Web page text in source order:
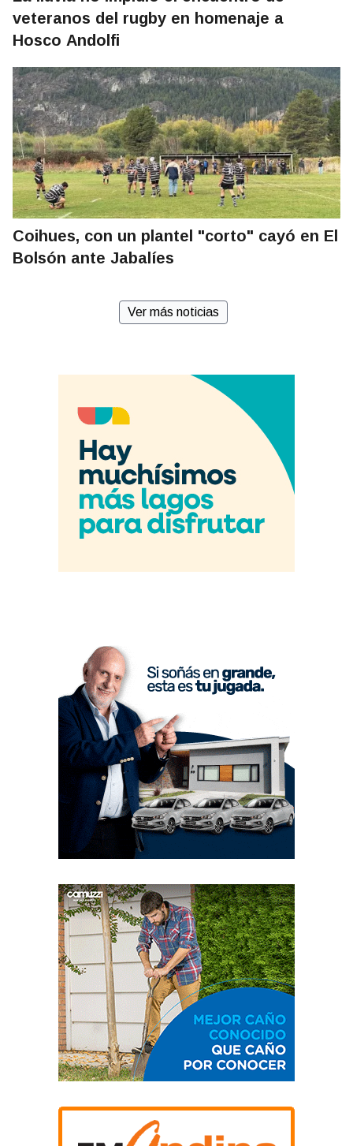
veteranos del rugby en homenaje a
Hosco Andolfi
Coihues, con un plantel "corto" cayó en El
Bolsón ante Jabalíes
Ver más noticias